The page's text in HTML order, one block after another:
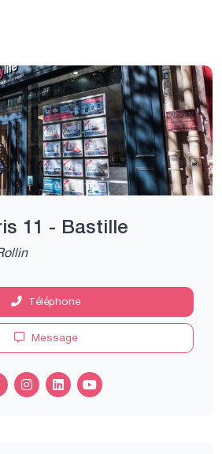
11 - Bastille
Téléphone
Message